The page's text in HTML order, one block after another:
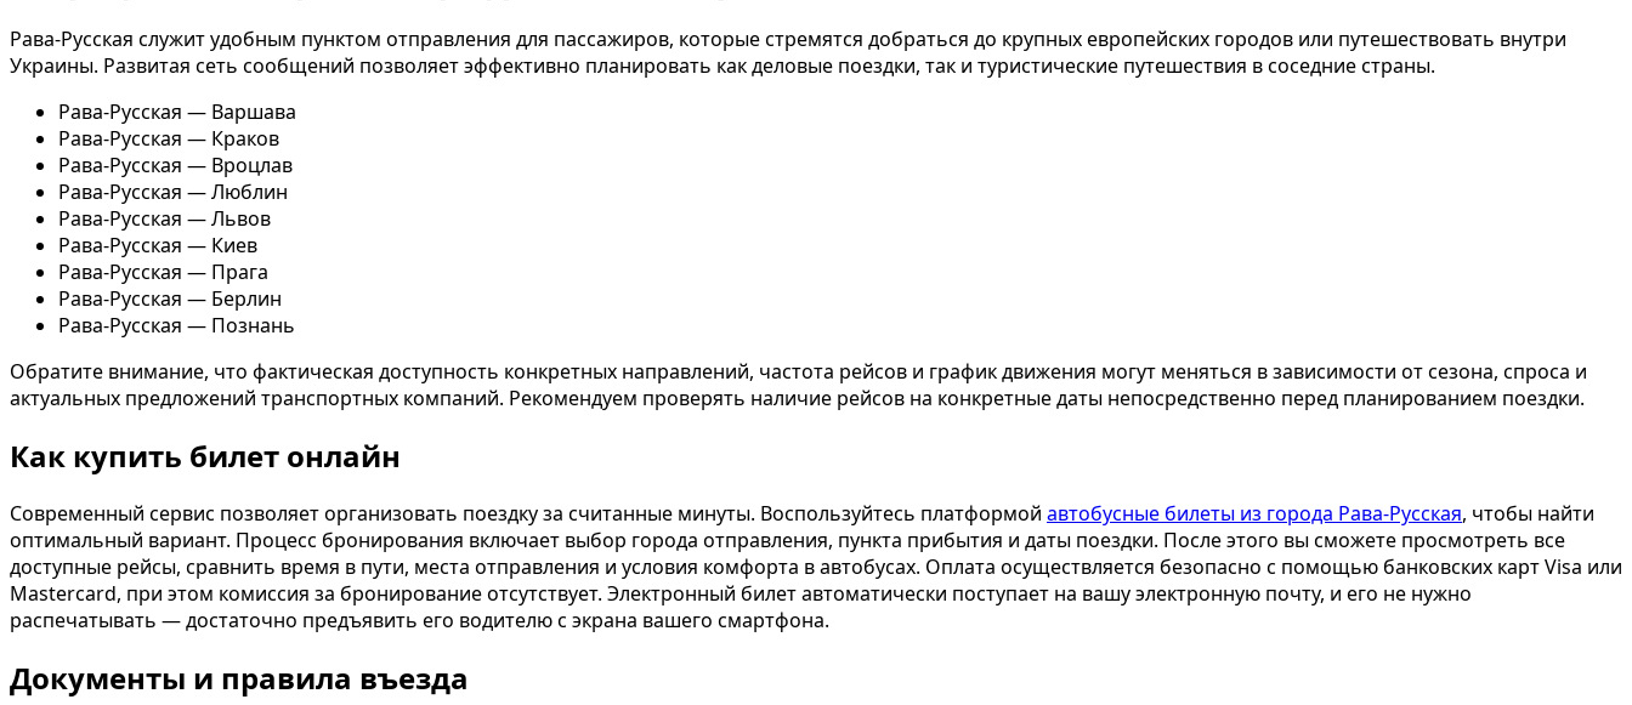
Рава-Русская служит удобным пунктом отправления для пассажиров, которые стремятся добраться до крупных европейских городов или путешествовать внутри
Украины. Развитая сеть сообщений позволяет эффективно планировать как деловые поездки, так и туристические путешествия в соседние страны.
Рава-Русская — Варшава
Рава-Русская — Краков
Рава-Русская — Вроцлав
Рава-Русская — Люблин
Рава-Русская — Львов
Рава-Русская — Киев
Рава-Русская — Прага
Рава-Русская — Берлин
Рава-Русская — Познань
Обратите внимание, что фактическая доступность конкретных направлений, частота рейсов и график движения могут меняться в зависимости от сезона, спроса и
актуальных предложений транспортных компаний. Рекомендуем проверять наличие рейсов на конкретные даты непосредственно перед планированием поездки.
Как купить билет онлайн
Современный сервис позволяет организовать поездку за считанные минуты. Воспользуйтесь платформой автобусные билеты из города Рава-Русская, чтобы найти
оптимальный вариант. Процесс бронирования включает выбор города отправления, пункта прибытия и даты поездки. После этого вы сможете просмотреть все
доступные рейсы, сравнить время в пути, места отправления и условия комфорта в автобусах. Оплата осуществляется безопасно с помощью банковских карт Visa или
Mastercard, при этом комиссия за бронирование отсутствует. Электронный билет автоматически поступает на вашу электронную почту, и его не нужно
распечатывать — достаточно предъявить его водителю с экрана вашего смартфона.
Документы и правила въезда